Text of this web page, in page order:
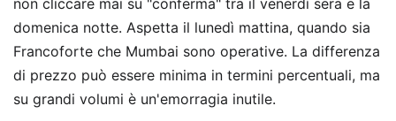
domenica notte. Aspetta il lunedì mattina, quando sia
Francoforte che Mumbai sono operative. La differenza
di prezzo può essere minima in termini percentuali, ma
su grandi volumi è un'emorragia inutile.